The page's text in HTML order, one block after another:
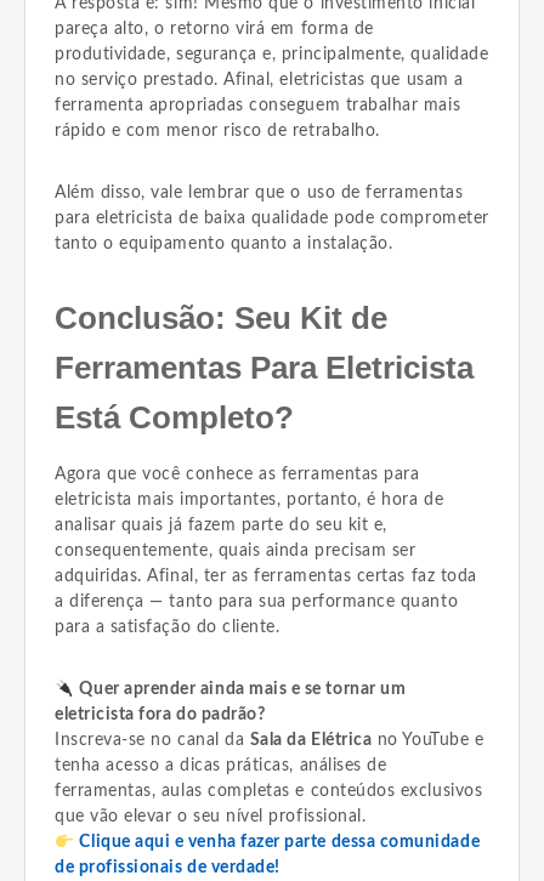
A resposta é: sim! Mesmo que o investimento inicial
pareça alto, o retorno virá em forma de
produtividade, segurança e, principalmente, qualidade
no serviço prestado. Afinal, eletricistas que usam a
ferramenta apropriadas conseguem trabalhar mais
rápido e com menor risco de retrabalho.
Além disso, vale lembrar que o uso de ferramentas
para eletricista de baixa qualidade pode comprometer
tanto o equipamento quanto a instalação.
Conclusão: Seu Kit de
Ferramentas Para Eletricista
Está Completo?
Agora que você conhece as ferramentas para
eletricista mais importantes, portanto, é hora de
analisar quais já fazem parte do seu kit e,
consequentemente, quais ainda precisam ser
adquiridas. Afinal, ter as ferramentas certas faz toda
a diferença — tanto para sua performance quanto
para a satisfação do cliente.
Quer aprender ainda mais e se tornar um
eletricista fora do padrão?
Inscreva-se no canal da Sala da Elétrica no YouTube e
tenha acesso a dicas práticas, análises de
ferramentas, aulas completas e conteúdos exclusivos
que vão elevar o seu nível profissional.
Clique aqui e venha fazer parte dessa comunidade
de profissionais de verdade!